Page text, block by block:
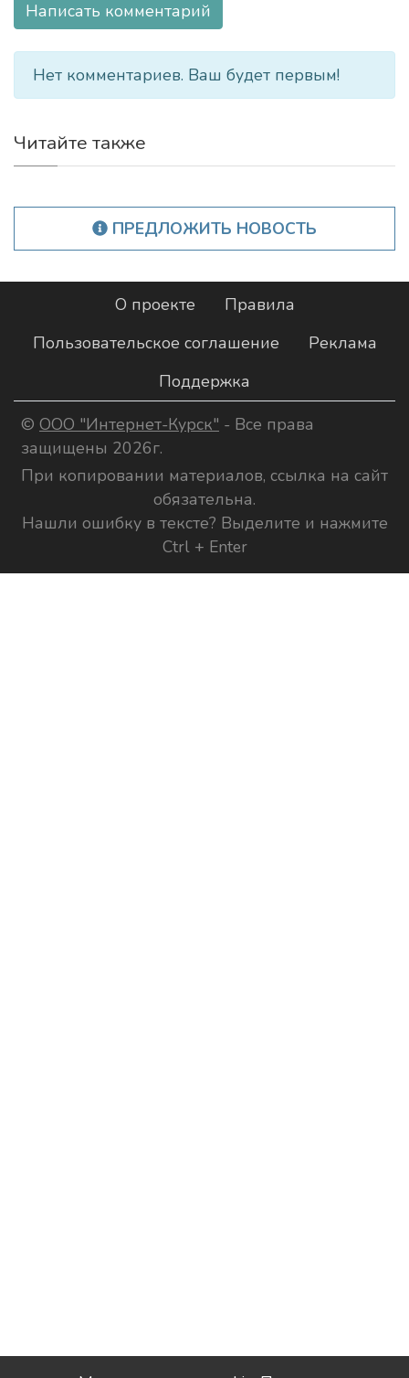
Написать комментарий
Нет комментариев. Ваш будет первым!
Читайте также
ПРЕДЛОЖИТЬ НОВОСТЬ
О проекте
Правила
Пользовательское соглашение
Реклама
Поддержка
© ООО "Интернет-Курск" - Все права
защищены 2026г.
При копировании материалов, ссылка на сайт
обязательна.
Нашли ошибку в тексте? Выделите и нажмите
Ctrl + Enter